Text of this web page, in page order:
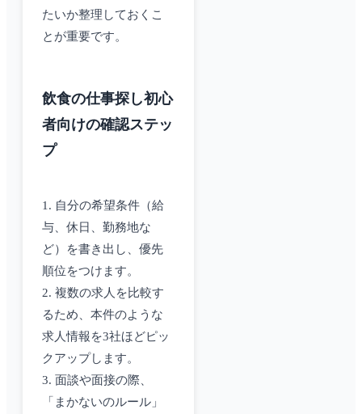
たいか整理しておくこ
とが重要です。
飲食の仕事探し初心
者向けの確認ステッ
プ
1. 自分の希望条件（給
与、休日、勤務地な
ど）を書き出し、優先
順位をつけます。
2. 複数の求人を比較す
るため、本件のような
求人情報を3社ほどピッ
クアップします。
3. 面談や面接の際、
「まかないのルール」